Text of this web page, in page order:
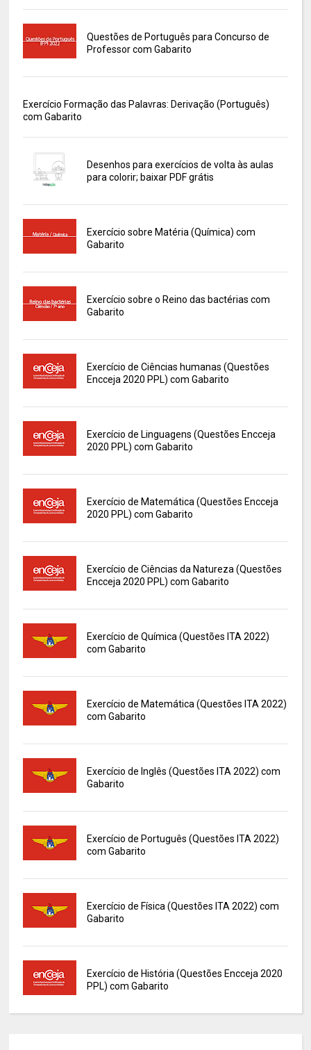
Questões de Português para Concurso de
Professor com Gabarito
Exercício Formação das Palavras: Derivação (Português)
com Gabarito
Desenhos para exercícios de volta às aulas
para colorir; baixar PDF grátis
Exercício sobre Matéria (Química) com
Gabarito
Exercício sobre o Reino das bactérias com
Gabarito
Exercício de Ciências humanas (Questões
Encceja 2020 PPL) com Gabarito
Exercício de Linguagens (Questões Encceja
2020 PPL) com Gabarito
Exercício de Matemática (Questões Encceja
2020 PPL) com Gabarito
Exercício de Ciências da Natureza (Questões
Encceja 2020 PPL) com Gabarito
Exercício de Química (Questões ITA 2022)
com Gabarito
Exercício de Matemática (Questões ITA 2022)
com Gabarito
Exercício de Inglês (Questões ITA 2022) com
Gabarito
Exercício de Português (Questões ITA 2022)
com Gabarito
Exercício de Física (Questões ITA 2022) com
Gabarito
Exercício de História (Questões Encceja 2020
PPL) com Gabarito